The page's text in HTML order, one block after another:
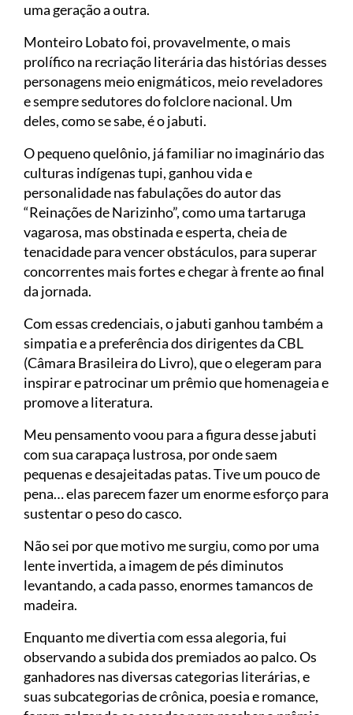
uma geração a outra.
Monteiro Lobato foi, provavelmente, o mais
prolífico na recriação literária das histórias desses
personagens meio enigmáticos, meio reveladores
e sempre sedutores do folclore nacional. Um
deles, como se sabe, é o jabuti.
O pequeno quelônio, já familiar no imaginário das
culturas indígenas tupi, ganhou vida e
personalidade nas fabulações do autor das
“Reinações de Narizinho”, como uma tartaruga
vagarosa, mas obstinada e esperta, cheia de
tenacidade para vencer obstáculos, para superar
concorrentes mais fortes e chegar à frente ao final
da jornada.
Com essas credenciais, o jabuti ganhou também a
simpatia e a preferência dos dirigentes da CBL
(Câmara Brasileira do Livro), que o elegeram para
inspirar e patrocinar um prêmio que homenageia e
promove a literatura.
Meu pensamento voou para a figura desse jabuti
com sua carapaça lustrosa, por onde saem
pequenas e desajeitadas patas. Tive um pouco de
pena… elas parecem fazer um enorme esforço para
sustentar o peso do casco.
Não sei por que motivo me surgiu, como por uma
lente invertida, a imagem de pés diminutos
levantando, a cada passo, enormes tamancos de
madeira.
Enquanto me divertia com essa alegoria, fui
observando a subida dos premiados ao palco. Os
ganhadores nas diversas categorias literárias, e
suas subcategorias de crônica, poesia e romance,